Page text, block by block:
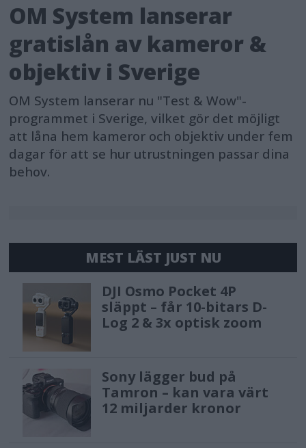
OM System lanserar
gratislån av kameror &
objektiv i Sverige
OM System lanserar nu "Test & Wow"-
programmet i Sverige, vilket gör det möjligt
att låna hem kameror och objektiv under fem
dagar för att se hur utrustningen passar dina
behov.
MEST LÄST JUST NU
DJI Osmo Pocket 4P
släppt – får 10-bitars D-
Log 2 & 3x optisk zoom
Sony lägger bud på
Tamron – kan vara värt
12 miljarder kronor